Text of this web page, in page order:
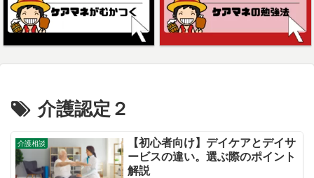
介護認定２
介護相談
【初心者向け】デイケアとデイサ
ービスの違い。選ぶ際のポイント
解説